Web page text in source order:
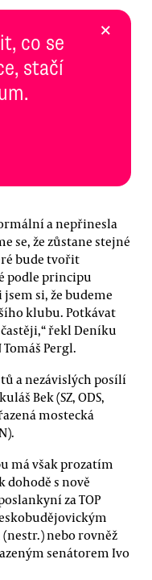
co se
stačí
×
a nepřinesla
se, že zůstane stejné
bude tvořit
podle principu
si, že budeme
klubu. Potkávat
řekl Deníku
Pergl.
a nezávislých posílí
Bek (SZ, ODS,
mostecká
má však prozatím
dohodě s nově
za TOP
nebo rovněž
senátorem Ivo